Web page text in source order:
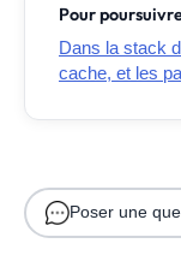
Pour
Dans la stack
cache, et les
Poser une